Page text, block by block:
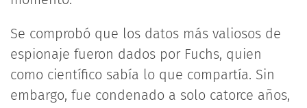
Se comprobó que los datos más valiosos de
espionaje fueron dados por Fuchs, quien
como científico sabía lo que compartía. Sin
embargo, fue condenado a solo catorce años,